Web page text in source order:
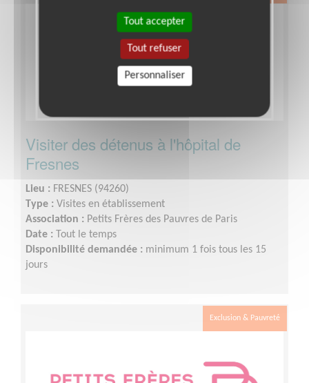
Visiter des détenus à l'hôpital de
Fresnes
Lieu : FRESNES (94260)
Type : Visites en établissement
Association : Petits Frères des Pauvres de Paris
Date : Tout le temps
Disponibilité demandée : minimum 1 fois tous les 15
jours
Exclusion & Pauvreté
Tout accepter
Tout refuser
Personnaliser